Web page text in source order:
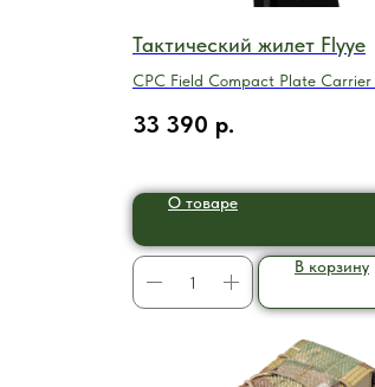
Тактический жилет Flyye
CPC Field Compact Plate Carrier
33 390 р.
О товаре
В корзину